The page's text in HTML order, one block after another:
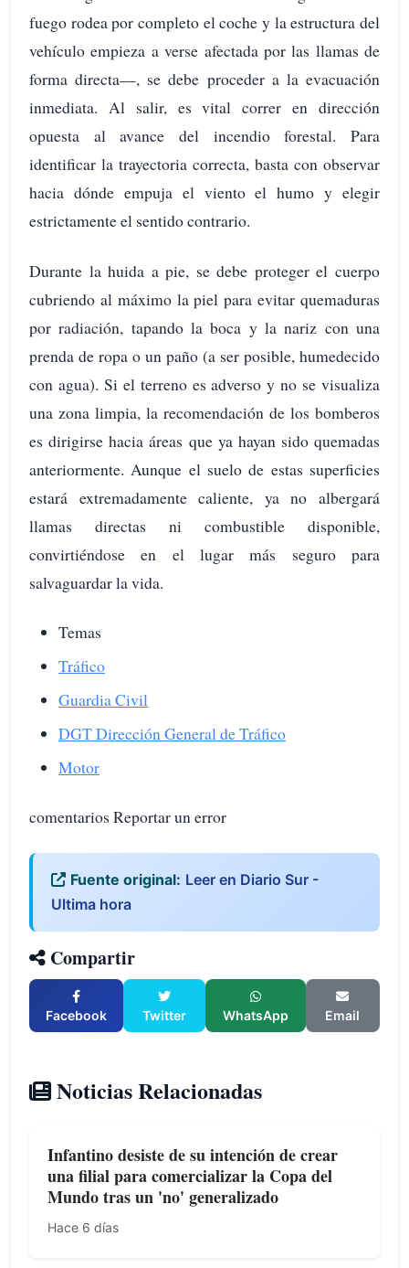
fuego rodea por completo el coche y la estructura del
vehículo empieza a verse afectada por las llamas de
forma directa—, se debe proceder a la evacuación
inmediata. Al salir, es vital correr en dirección
opuesta al avance del incendio forestal. Para
identificar la trayectoria correcta, basta con observar
hacia dónde empuja el viento el humo y elegir
estrictamente el sentido contrario.
Durante la huida a pie, se debe proteger el cuerpo
cubriendo al máximo la piel para evitar quemaduras
por radiación, tapando la boca y la nariz con una
prenda de ropa o un paño (a ser posible, humedecido
con agua). Si el terreno es adverso y no se visualiza
una zona limpia, la recomendación de los bomberos
es dirigirse hacia áreas que ya hayan sido quemadas
anteriormente. Aunque el suelo de estas superficies
estará extremadamente caliente, ya no albergará
llamas directas ni combustible disponible,
convirtiéndose en el lugar más seguro para
salvaguardar la vida.
Temas
Tráfico
Guardia Civil
DGT Dirección General de Tráfico
Motor
comentarios Reportar un error
Fuente original: Leer en Diario Sur -
Ultima hora
Compartir
Facebook Twitter WhatsApp Email
Noticias Relacionadas
Infantino desiste de su intención de crear
una filial para comercializar la Copa del
Mundo tras un 'no' generalizado
Hace 6 días